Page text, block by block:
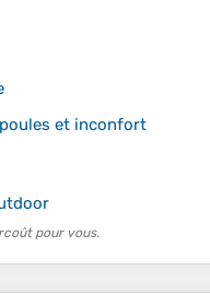
et inconfort
pour vous.